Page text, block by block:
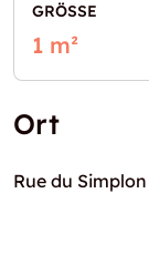
GRÖSSE
1 m²
Ort
Rue du